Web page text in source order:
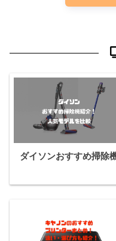
ダイソンおすすめ掃除